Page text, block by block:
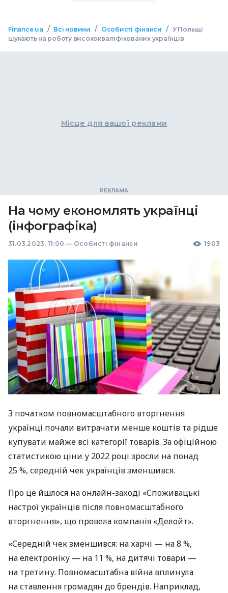
Finance.ua / Всі новини / Особисті фінанси / У Польщі
шукають на роботу висококваліфікованих українців
Місце для вашої реклами
На чому економлять українці
(інфографіка)
31.03.2023, 11:00 — Особисті фінанси 1903
З початком повномасштабного вторгнення
українці почали витрачати менше коштів та рідше
купувати майже всі категорії товарів. За офіційною
статистикою ціни у 2022 році зросли на понад
25 %, середній чек українців зменшився.
Про це йшлося на онлайн-заході «Cпоживацькі
настрої українців після повномасштабного
вторгнення», що провела компанія «Делойт».
«Середній чек зменшився: на харчі — на 8 %,
на електроніку — на 11 %, на дитячі товари —
на третину. Повномасштабна війна вплинула
на ставлення громадян до брендів. Наприклад,